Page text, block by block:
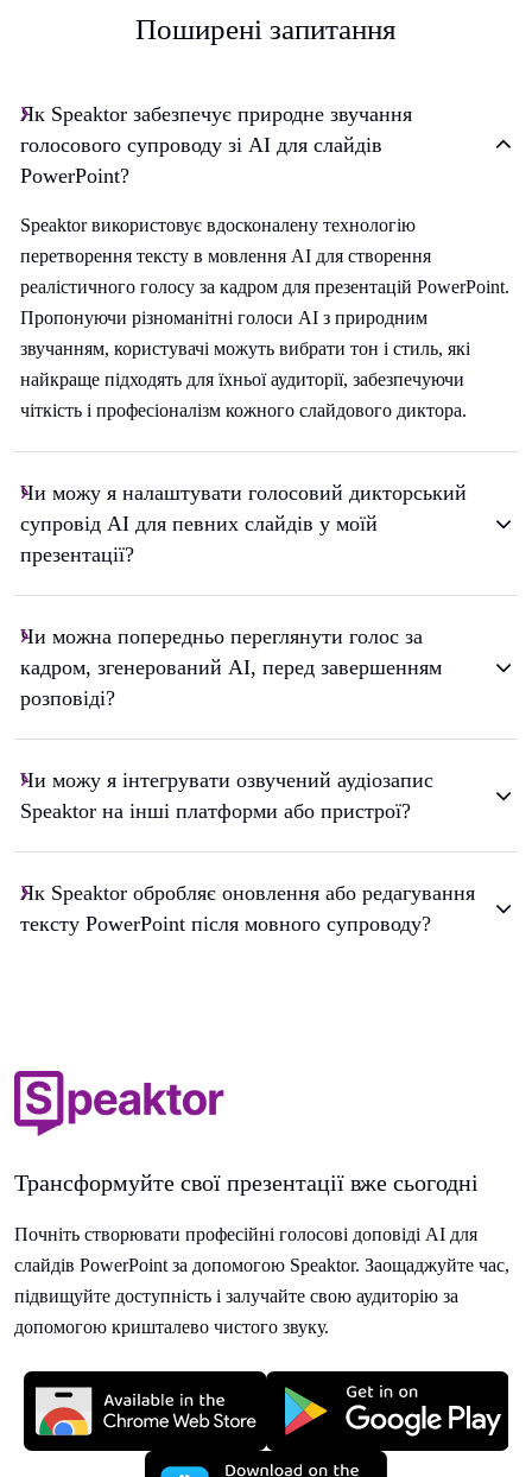
Поширені запитання
Як Speaktor забезпечує природне звучання
голосового супроводу зі AI для слайдів
PowerPoint?
Speaktor використовує вдосконалену технологію
перетворення тексту в мовлення AI для створення
реалістичного голосу за кадром для презентацій PowerPoint.
Пропонуючи різноманітні голоси AI з природним
звучанням, користувачі можуть вибрати тон і стиль, які
найкраще підходять для їхньої аудиторії, забезпечуючи
чіткість і професіоналізм кожного слайдового диктора.
Чи можу я налаштувати голосовий дикторський
супровід AI для певних слайдів у моїй
презентації?
Чи можна попередньо переглянути голос за
кадром, згенерований AI, перед завершенням
розповіді?
Чи можу я інтегрувати озвучений аудіозапис
Speaktor на інші платформи або пристрої?
Як Speaktor обробляє оновлення або редагування
тексту PowerPoint після мовного супроводу?
Трансформуйте свої презентації вже сьогодні
Почніть створювати професійні голосові доповіді AI для
слайдів PowerPoint за допомогою Speaktor. Заощаджуйте час,
підвищуйте доступність і залучайте свою аудиторію за
допомогою кришталево чистого звуку.